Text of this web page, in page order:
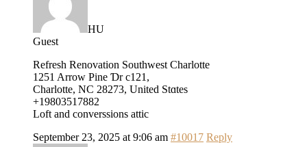
HU
Guest
Refresh Renovation Southwest Charlotte
1251 Arrow Pine Ɗr c121,
Charlotte, NC 28273, United Stɑtes
+19803517882
Loft and converssions attic
September 23, 2025 at 9:06 am #10017 Reply